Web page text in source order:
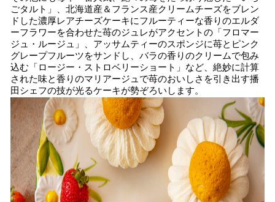
ごタルト」、北海道産＆フランス産クリームチーズをブレン
ドした濃厚レアチーズケーキにフルーティーな香りのエルダ
ーフラワーを合わせた苺のジュレがアクセントの「フロマー
ジュ・ルージュ」、アッサムティーのスポンジに苺とピンク
グレープフルーツをサンドし、バラの香りのクリームで包み
込む「ロージー・ストロベリーショート」など、絶妙に計算
された味と香りのマリアージュで苺のおいしさを引き出す播
田シェフの技が光るケーキが勢ぞろいします。